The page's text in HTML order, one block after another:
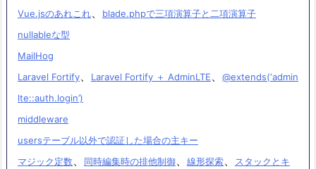
Vue.jsのあれこれ、
blade.phpで三項演算子と二項演算子
nullableな型
MailHog
Laravel Fortify、 Laravel Fortify ＋ AdminLTE、
@extends(‘admin
lte::auth.login’)
middleware
usersテーブル以外で認証した場合の主キー
マジック定数、 同時編集時の排他制御、 線形探索、
スタックとキ